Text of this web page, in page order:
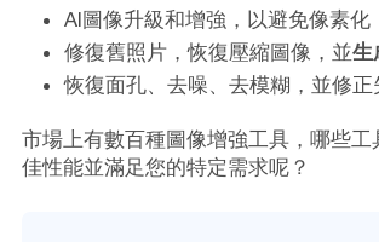
AI圖像升級和增強，以避免像素化
修復舊照片，恢復壓縮圖像，並生
恢復面孔、去噪、去模糊，並修正
市場上有數百種圖像增強工具，哪些工
佳性能並滿足您的特定需求呢？